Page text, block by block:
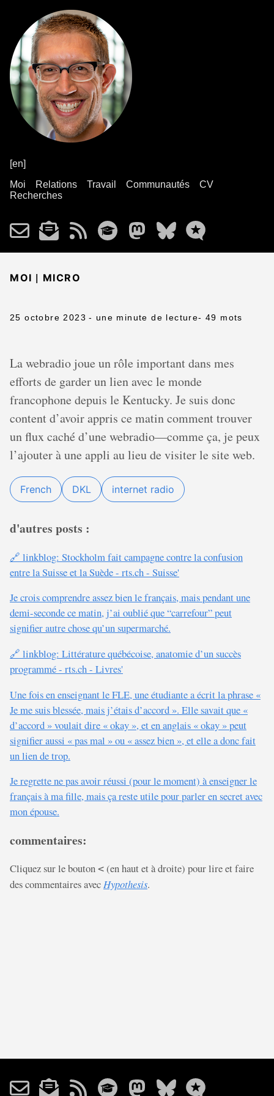
[en]
Moi
Relations Travail Communautés
CV
Recherches
MOI | MICRO
25 octobre 2023 - une minute de lecture- 49 mots
La webradio joue un rôle important dans mes
efforts de garder un lien avec le monde
francophone depuis le Kentucky. Je suis donc
content d’avoir appris ce matin comment trouver
un flux caché d’une webradio—comme ça, je peux
l’ajouter à une appli au lieu de visiter le site web.
French DKL internet radio
d'autres posts :
🔗 linkblog: Stockholm fait campagne contre la confusion
entre la Suisse et la Suède - rts.ch - Suisse'
Je crois comprendre assez bien le français, mais pendant une
demi-seconde ce matin, j’ai oublié que “carrefour” peut
signifier autre chose qu’un supermarché.
🔗 linkblog: Littérature québécoise, anatomie d’un succès
programmé - rts.ch - Livres'
Une fois en enseignant le FLE, une étudiante a écrit la phrase «
Je me suis blessée, mais j’étais d’accord ». Elle savait que «
d’accord » voulait dire « okay », et en anglais « okay » peut
signifier aussi « pas mal » ou « assez bien », et elle a donc fait
un lien de trop.
Je regrette ne pas avoir réussi (pour le moment) à enseigner le
français à ma fille, mais ça reste utile pour parler en secret avec
mon épouse.
commentaires:
Cliquez sur le bouton < (en haut et à droite) pour lire et faire
des commentaires avec Hypothesis.